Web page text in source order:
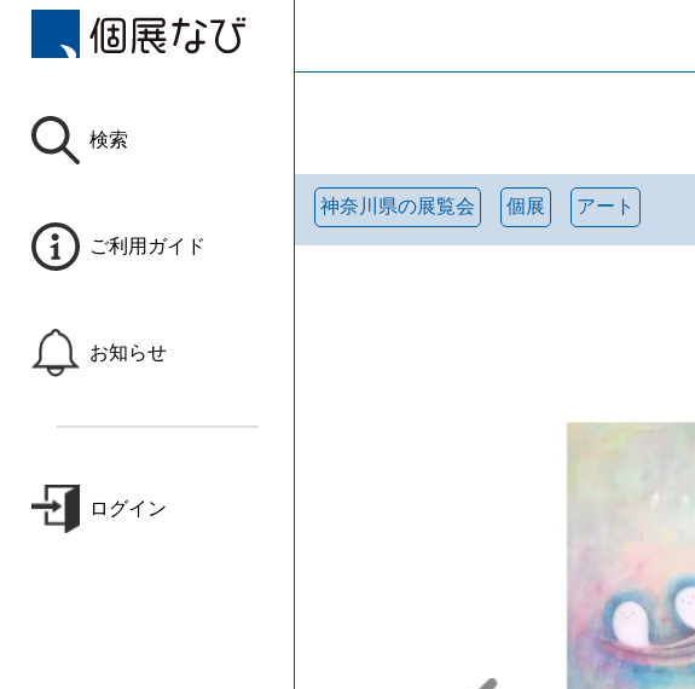
検索
ご利用ガイド
お知らせ
ログイン
神奈川県の展覧会 個展 アート